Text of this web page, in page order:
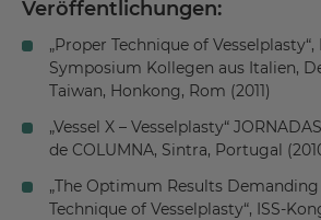
Veröffentlichungen:
„Proper Technique of
Symposium Kollegen aus Italien,
Taiwan, Honkong, Rom (2011)
„Vessel X – Vesselplasty“
de COLUMNA, Sintra, Portugal
„The Optimum Results
Technique of Vesselplasty“, ISS-